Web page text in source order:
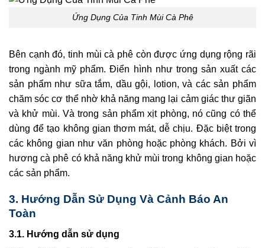
Ứng Dụng Của Tinh Mùi Cà Phê
Bên cạnh đó, tinh mùi cà phê còn được ứng dụng rộng rãi
trong ngành mỹ phẩm. Điển hình như trong sản xuất các
sản phẩm như sữa tắm, dầu gội, lotion, và các sản phẩm
chăm sóc cơ thể nhờ khả năng mang lại cảm giác thư giãn
và khử mùi. Và trong sản phẩm xịt phòng, nó cũng có thể
dùng để tạo không gian thơm mát, dễ chịu. Đặc biệt trong
các không gian như văn phòng hoặc phòng khách. Bởi vì
hương cà phê có khả năng khử mùi trong không gian hoặc
các sản phẩm.
3. Hướng Dẫn Sử Dụng Và Cảnh Báo An
Toàn
3.1. Hướng dẫn sử dụng